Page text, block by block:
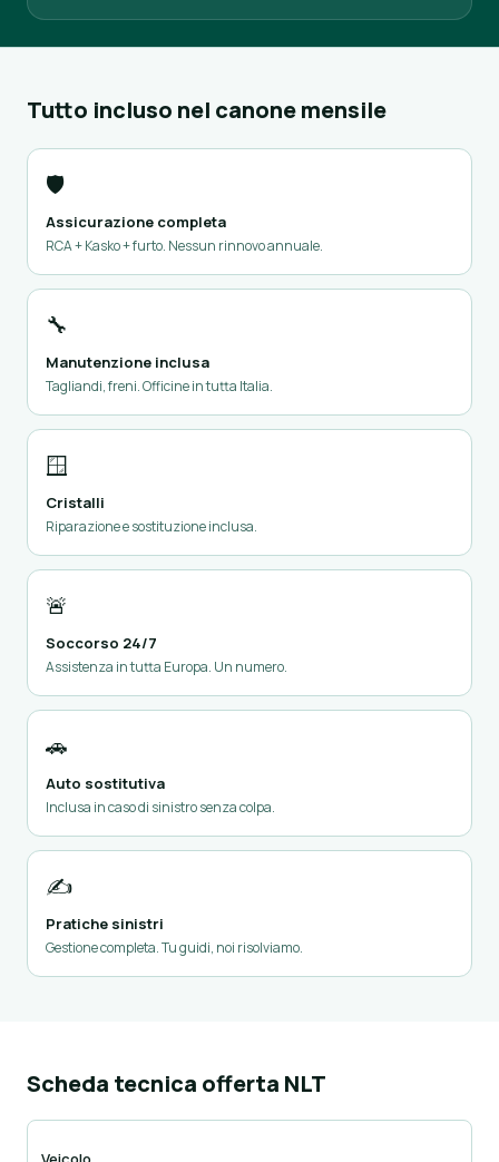
Tutto incluso nel canone mensile
🛡️
Assicurazione completa
RCA + Kasko + furto. Nessun rinnovo annuale.
🔧
Manutenzione inclusa
Tagliandi, freni. Officine in tutta Italia.
🪟
Cristalli
Riparazione e sostituzione inclusa.
🚨
Soccorso 24/7
Assistenza in tutta Europa. Un numero.
🚗
Auto sostitutiva
Inclusa in caso di sinistro senza colpa.
✍️
Pratiche sinistri
Gestione completa. Tu guidi, noi risolviamo.
Scheda tecnica offerta NLT